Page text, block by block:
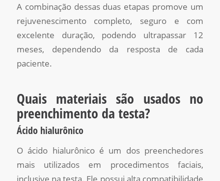
A combinação dessas duas etapas promove um
rejuvenescimento completo, seguro e com
excelente duração, podendo ultrapassar 12
meses, dependendo da resposta de cada
paciente.
Quais materiais são usados no
preenchimento da testa?
Ácido hialurônico
O ácido hialurônico é um dos preenchedores
mais utilizados em procedimentos faciais,
inclusive na testa. Ele possui alta compatibilidade